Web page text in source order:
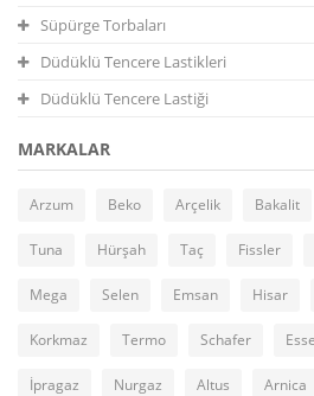
Süpürge Torbaları
Düdüklü Tencere Lastikleri
Düdüklü Tencere Lastiği
MARKALAR
Arzum Beko Arçelik Bakalit
Tuna Hürşah Taç Fissler
Mega Selen Emsan Hisar
Korkmaz Termo Schafer Esse
İpragaz Nurgaz Altus Arnica